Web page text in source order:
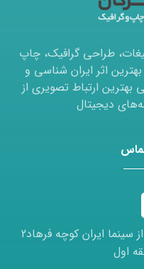
طراحی گرافیک، چاپ
اثر ایران شناسی و
بهترین ارتباط تصویری از
دیجیتال
تهران خیابان شریعتی پایین تر از سینما ایران کوچه فرهاد2